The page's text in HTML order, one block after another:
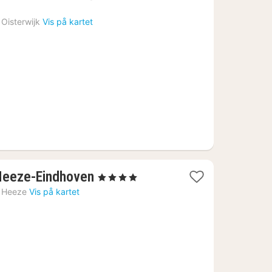
Oisterwijk Vis på kartet
Eindhoven 1
, 4 Stjerner
Heeze Vis på kartet